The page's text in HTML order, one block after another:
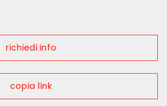
richiedi info
copia link